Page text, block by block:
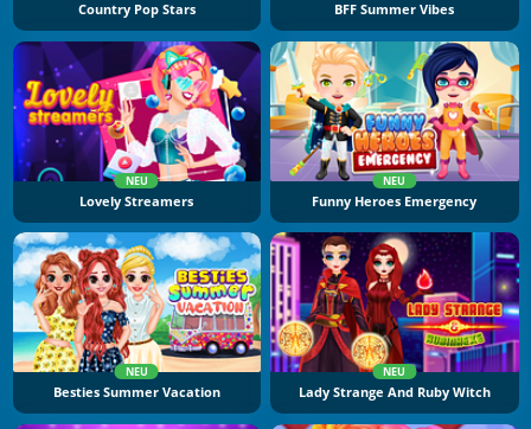
Country Pop Stars BFF Summer Vibes
NEU
Lovely Streamers
NEU
Funny Heroes Emergency
NEU
Besties Summer Vacation
NEU
Lady Strange And Ruby Witch